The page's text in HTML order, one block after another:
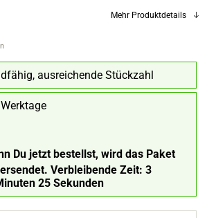
Mehr Produktdetails
ausreichende Stückzahl
Du jetzt bestellst, wird das Paket
Verbleibende Zeit: 3
24 Sekunden